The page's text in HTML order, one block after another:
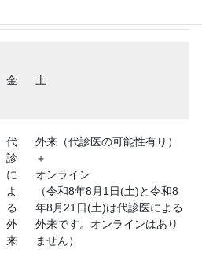
金 土
代
診
に
よ
る
外
来
外来（代診医の可能性有り）
＋
オンライン
（令和8年8月1日(土)と令和8
年8月21日(土)は代診医による
外来です。オンラインはあり
ません）